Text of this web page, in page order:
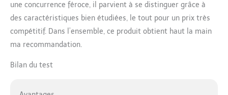
une concurrence féroce, il parvient à se distinguer grâce à
des caractéristiques bien étudiées, le tout pour un prix très
compétitif. Dans l’ensemble, ce produit obtient haut la main
ma recommandation.
Bilan du test